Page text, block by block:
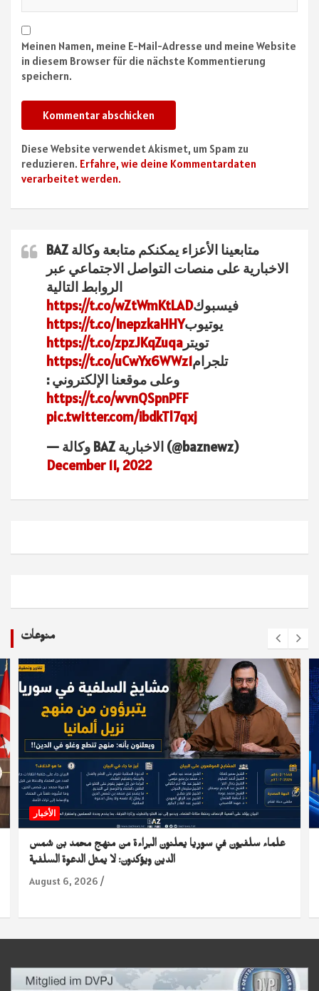
Meinen Namen, meine E-Mail-Adresse und meine Website
in diesem Browser für die nächste Kommentierung
speichern.
Diese Website verwendet Akismet, um Spam zu
reduzieren. Erfahre, wie deine Kommentardaten
verarbeitet werden.
متابعينا الأعزاء يمكنكم متابعة وكالة BAZ
الاخبارية على منصات التواصل الاجتماعي عبر
الروابط التالية
فيسبوكhttps://t.co/wZtWmKtLAD
يوتيوبhttps://t.co/InepzkaHHY
تويتر https://t.co/zpzJKqZuqa
تلجرامhttps://t.co/uCwYx6WWz1
وعلى موقعنا الإلكتروني :
https://t.co/wvnQSpnPFF
pic.twitter.com/ibdkTl7qxj
— وكالة BAZ الاخبارية (@baznewz)
December 11, 2022
منوعات
الأخبار
علماء سلفيون في سوريا يعلنون البراءة من منهج محمد بن شمس
الدين ويؤكدون: لا يمثل الدعوة السلفية
August 6, 2026